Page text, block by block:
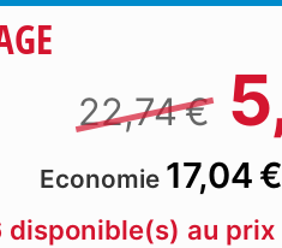
22,74 €
Economie 17,04 €
disponible(s) au